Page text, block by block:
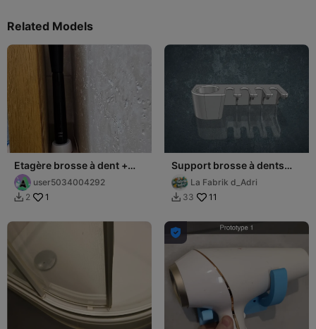
Related Models
Etagère brosse à dent +
cache brosse électrique en
bonususer5034004292
 2 1
Support brosse à dents
électrique
La Fabrik d_Adri
 33 11
